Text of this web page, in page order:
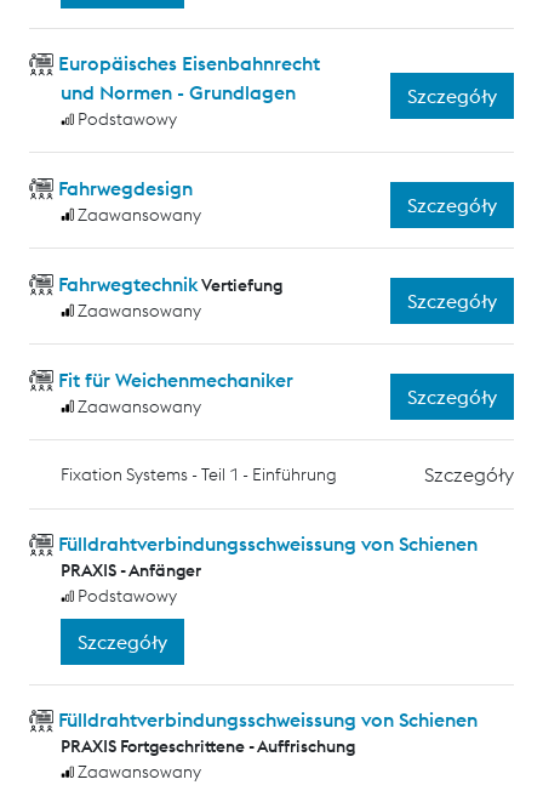
Europäisches Eisenbahnrecht
und Normen - Grundlagen
Podstawowy
Szczegóły
Fahrwegdesign
Zaawansowany Szczegóły
FahrwegtechnikVertiefung
Zaawansowany
Szczegóły
Fit für Weichenmechaniker
Zaawansowany Szczegóły
Fixation Systems - Teil 1 - Einführung Szczegóły
Fülldrahtverbindungsschweissung von Schienen
PRAXIS - Anfänger
Podstawowy
Szczegóły
Fülldrahtverbindungsschweissung von Schienen
PRAXIS Fortgeschrittene - Auffrischung
Zaawansowany